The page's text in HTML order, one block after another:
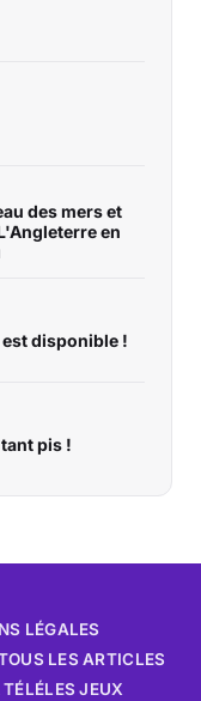
des mers et
en
disponible !
pis !
LÉGALES
LES ARTICLES
LES JEUX